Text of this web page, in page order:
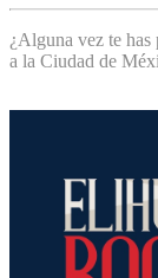
¿Alguna vez te has
a la Ciudad de